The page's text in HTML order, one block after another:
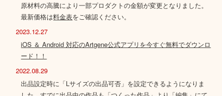
原材料の高騰により一部プロダクトの金額が変更となりました。
最新価格は料金表をご確認ください。
2023.12.27
iOS ＆ Android 対応のArtgene公式アプリを今すぐ無料でダウンロ
ード！！
2022.08.29
出品設定時に「Lサイズの出品可否」を設定できるようになりま